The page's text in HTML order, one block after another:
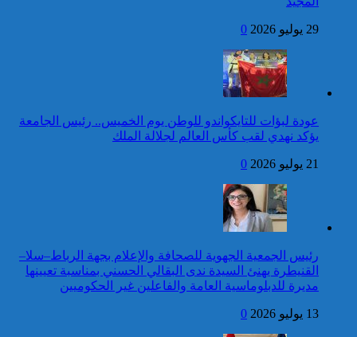
حصيلة حوادث السير
بالمناطق الحضرية خلال
الأسبوع المنصرم
حصيلة حوادث السير
بالمناطق الحضرية خلال
الأسبوع المنصرم
برقية تهنئة إلى جلالة الملك
من الرئيس الانتقالي
لجمهورية مالي، رئيس الدولة،
بمناسبة عيد العرش المجيد
من رئيس جمهورية النيجر
بمناسبة عيد العرش المجيد
المديرية العامة للأمن الوطني تؤكد
بريطانية بشأن “اعتقال” مواطن
بريطاني عارية من الصحة
توقيف شخص للاشتباه في تورطه
في ارتكاب جريمة السرقة
المقرونة بالضرب والجرح المفضي
للموت كان ضحيتها مواطن أجنبي
بتارودانت
كاريكاتير
29 يوليو 2026 0
عودة لبؤات للتايكواندو للوطن يوم الخميس.. رئيس الجامعة
يؤكد نهدي لقب كأس العالم لجلالة الملك
21 يوليو 2026 0
رئيس الجمعية الجهوية للصحافة والإعلام بجهة الرباط–سلا–
القنيطرة يهنئ السيدة ندى البقالي الحسني بمناسبة تعيينها
مديرة للدبلوماسية العامة والفاعلين غير الحكوميين
13 يوليو 2026 0